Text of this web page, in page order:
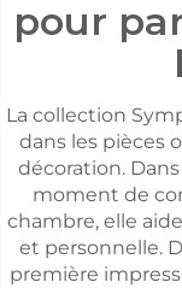
pour
La collection
dans les pièces
décoration.
moment de
chambre, elle
et personnelle.
première